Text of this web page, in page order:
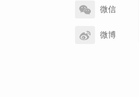
享
到
微信
微博